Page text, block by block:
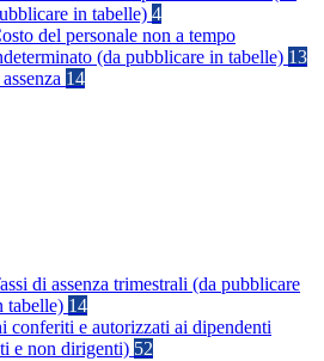
in tabelle) 4
del personale non a tempo
(da pubblicare in tabelle) 13
14
di assenza trimestrali (da pubblicare
tabelle) 14
conferiti e autorizzati ai dipendenti
e non dirigenti) 52